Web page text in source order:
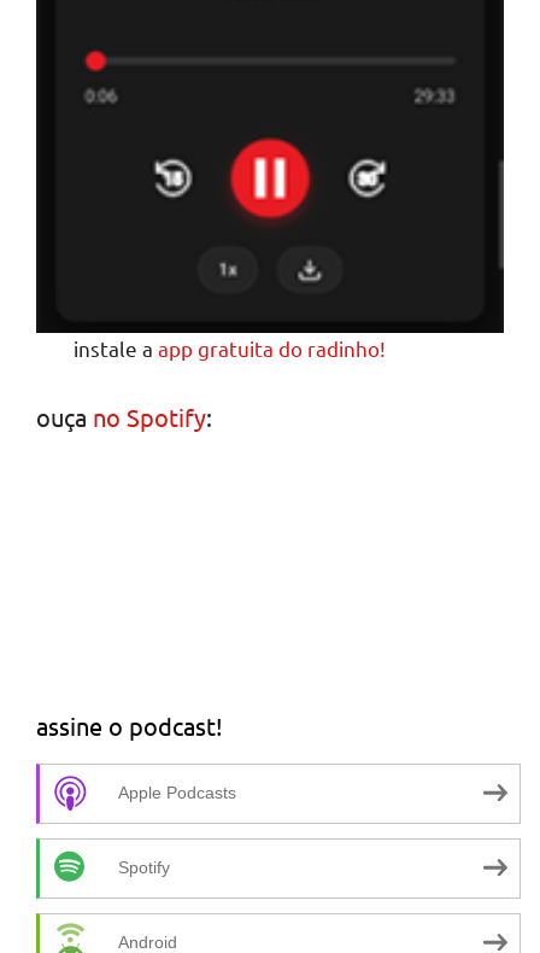
instale aapp gratuita do radinho!
ouça no Spotify:
assine o podcast!
Apple Podcasts
Spotify
Android